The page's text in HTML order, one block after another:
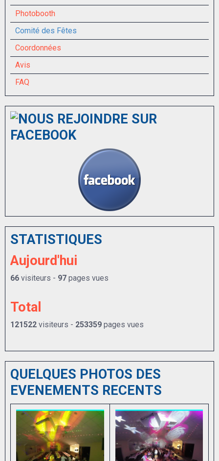
Photobooth
Comité des Fêtes
Coordonnées
Avis
FAQ
STATISTIQUES
Aujourd'hui
66 visiteurs - 97 pages vues
Total
121522 visiteurs - 253359 pages vues
QUELQUES PHOTOS DES
EVENEMENTS RECENTS